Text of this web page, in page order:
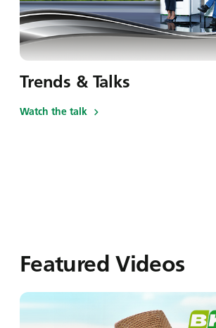
Trends & Talks
Watch the talk
Featured Videos